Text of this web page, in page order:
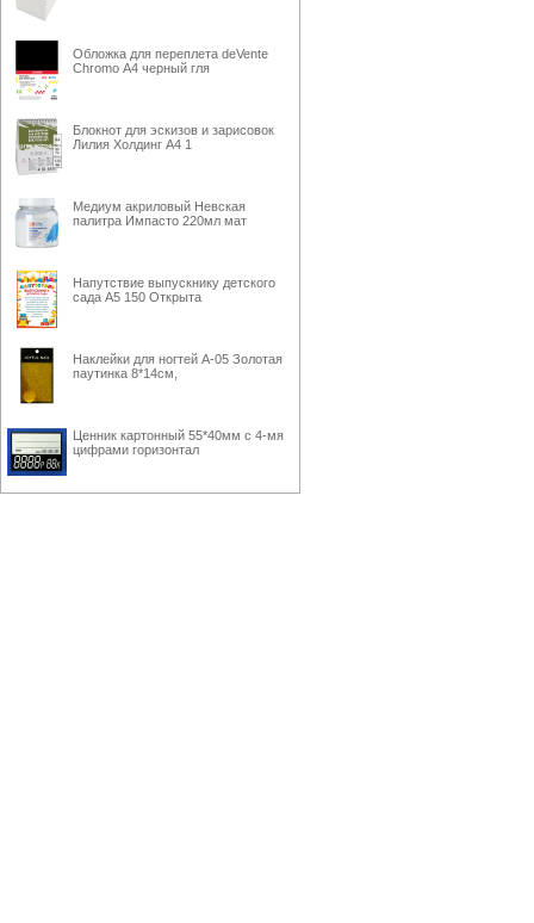
Обложка для переплета deVente
Chromo А4 черный гля
Блокнот для эскизов и зарисовок
Лилия Холдинг А4 1
Медиум акриловый Невская
палитра Импасто 220мл мат
Напутствие выпускнику детского
сада А5 150 Открыта
Наклейки для ногтей А-05 Золотая
паутинка 8*14см,
Ценник картонный 55*40мм с 4-мя
цифрами горизонтал